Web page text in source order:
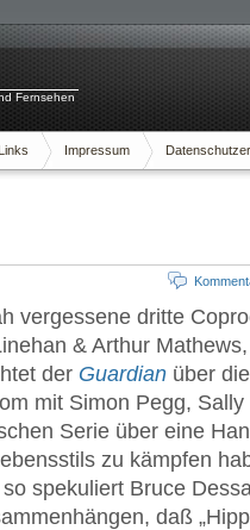
Fernsehen
Links Impressum
vergessene dritte
& Arthur
der Guardian über
mit Simon Pegg,
Serie über eine
zu kämpfen
spekuliert Bruce
daß